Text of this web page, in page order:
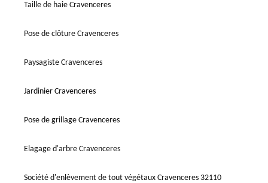
Taille de haie Cravenceres
Pose de clôture Cravenceres
Paysagiste Cravenceres
Jardinier Cravenceres
Pose de grillage Cravenceres
Elagage d'arbre Cravenceres
Société d'enlèvement de tout végétaux Cravenceres 32110